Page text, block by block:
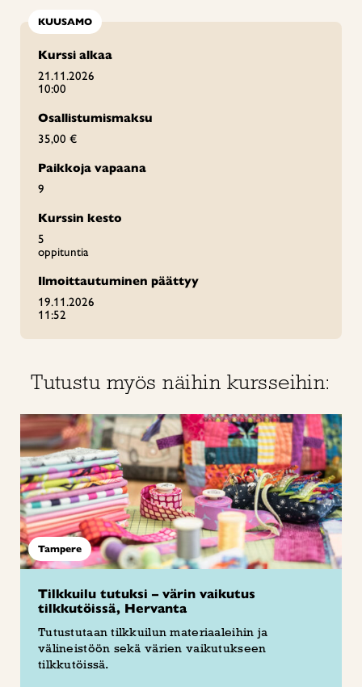
KUUSAMO
Kurssi alkaa
21.11.2026
10:00
Osallistumismaksu
35,00 €
Paikkoja vapaana
9
Kurssin kesto
5
oppituntia
Ilmoittautuminen päättyy
19.11.2026
11:52
Tutustu myös näihin kursseihin:
Tampere
Tilkkuilu tutuksi – värin vaikutus
tilkkutöissä, Hervanta
Tutustutaan tilkkuilun materiaaleihin ja
välineistöön sekä värien vaikutukseen
tilkkutöissä.